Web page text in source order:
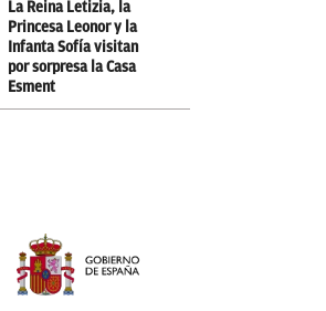
La Reina Letizia, la
Princesa Leonor y la
Infanta Sofía visitan
por sorpresa la Casa
Esment